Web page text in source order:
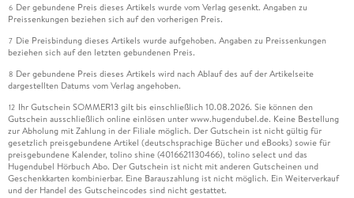
6 Der gebundene Preis dieses Artikels wurde vom Verlag gesenkt. Angaben zu
Preissenkungen beziehen sich auf den vorherigen Preis.
7 Die Preisbindung dieses Artikels wurde aufgehoben. Angaben zu Preissenkungen
beziehen sich auf den letzten gebundenen Preis.
8 Der gebundene Preis dieses Artikels wird nach Ablauf des auf der Artikelseite
dargestellten Datums vom Verlag angehoben.
12 Ihr Gutschein SOMMER13 gilt bis einschließlich 10.08.2026. Sie können den
Gutschein ausschließlich online einlösen unter www.hugendubel.de. Keine Bestellung
zur Abholung mit Zahlung in der Filiale möglich. Der Gutschein ist nicht gültig für
gesetzlich preisgebundene Artikel (deutschsprachige Bücher und eBooks) sowie für
preisgebundene Kalender, tolino shine (4016621130466), tolino select und das
Hugendubel Hörbuch Abo. Der Gutschein ist nicht mit anderen Gutscheinen und
Geschenkkarten kombinierbar. Eine Barauszahlung ist nicht möglich. Ein Weiterverkauf
und der Handel des Gutscheincodes sind nicht gestattet.